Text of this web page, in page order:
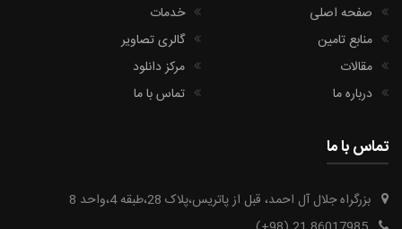
صفحه اصلی
خدمات
منابع تامین
گالری تصاویر
مقالات
مرکز دانلود
درباره ما
تماس با ما
تماس با ما
بزرگراه جلال آل احمد، قبل از پاتریس،پلاک 28،طبقه 4،واحد 8